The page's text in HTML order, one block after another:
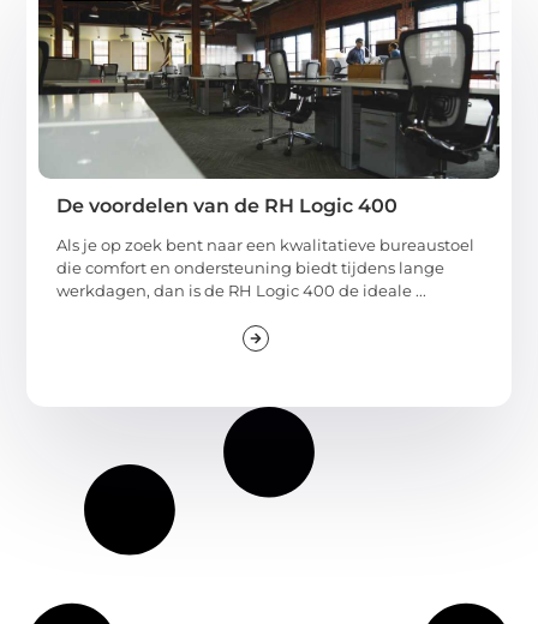
De voordelen van de RH Logic 400
Als je op zoek bent naar een kwalitatieve bureaustoel
die comfort en ondersteuning biedt tijdens lange
werkdagen, dan is de RH Logic 400 de ideale ...